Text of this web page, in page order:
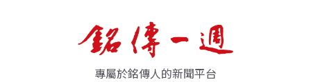
專屬於銘傳人的新聞平台